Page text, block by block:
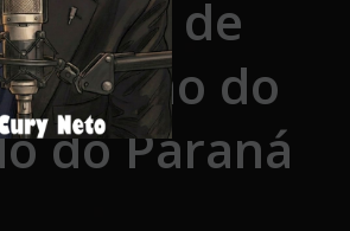
de
do
do Paraná